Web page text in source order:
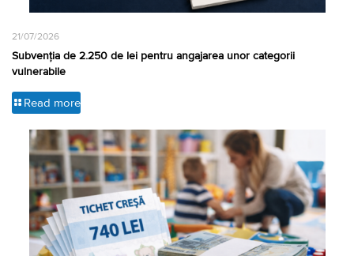
21/07/2026
Subvenția de 2.250 de lei pentru angajarea unor categorii
vulnerabile
Read more